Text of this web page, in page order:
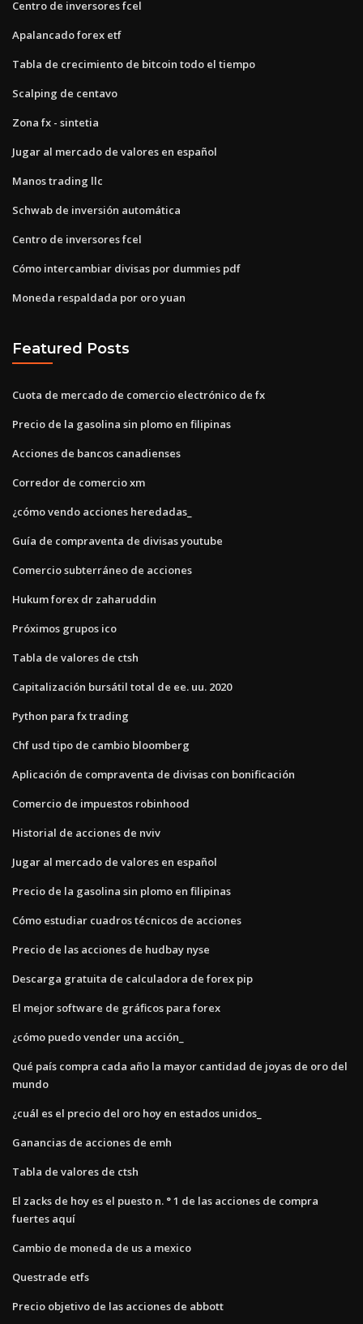
Centro de inversores fcel
Apalancado forex etf
Tabla de crecimiento de bitcoin todo el tiempo
Scalping de centavo
Zona fx - sintetia
Jugar al mercado de valores en español
Manos trading llc
Schwab de inversión automática
Centro de inversores fcel
Cómo intercambiar divisas por dummies pdf
Moneda respaldada por oro yuan
Featured Posts
Cuota de mercado de comercio electrónico de fx
Precio de la gasolina sin plomo en filipinas
Acciones de bancos canadienses
Corredor de comercio xm
¿cómo vendo acciones heredadas_
Guía de compraventa de divisas youtube
Comercio subterráneo de acciones
Hukum forex dr zaharuddin
Próximos grupos ico
Tabla de valores de ctsh
Capitalización bursátil total de ee. uu. 2020
Python para fx trading
Chf usd tipo de cambio bloomberg
Aplicación de compraventa de divisas con bonificación
Comercio de impuestos robinhood
Historial de acciones de nviv
Jugar al mercado de valores en español
Precio de la gasolina sin plomo en filipinas
Cómo estudiar cuadros técnicos de acciones
Precio de las acciones de hudbay nyse
Descarga gratuita de calculadora de forex pip
El mejor software de gráficos para forex
¿cómo puedo vender una acción_
Qué país compra cada año la mayor cantidad de joyas de oro del
mundo
¿cuál es el precio del oro hoy en estados unidos_
Ganancias de acciones de emh
Tabla de valores de ctsh
El zacks de hoy es el puesto n. ° 1 de las acciones de compra
fuertes aquí
Cambio de moneda de us a mexico
Questrade etfs
Precio objetivo de las acciones de abbott